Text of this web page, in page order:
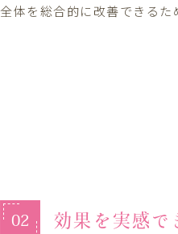
全体を総合的に改善できるた
02 効果を実感で